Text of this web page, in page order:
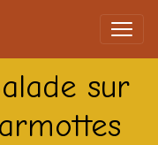
sur